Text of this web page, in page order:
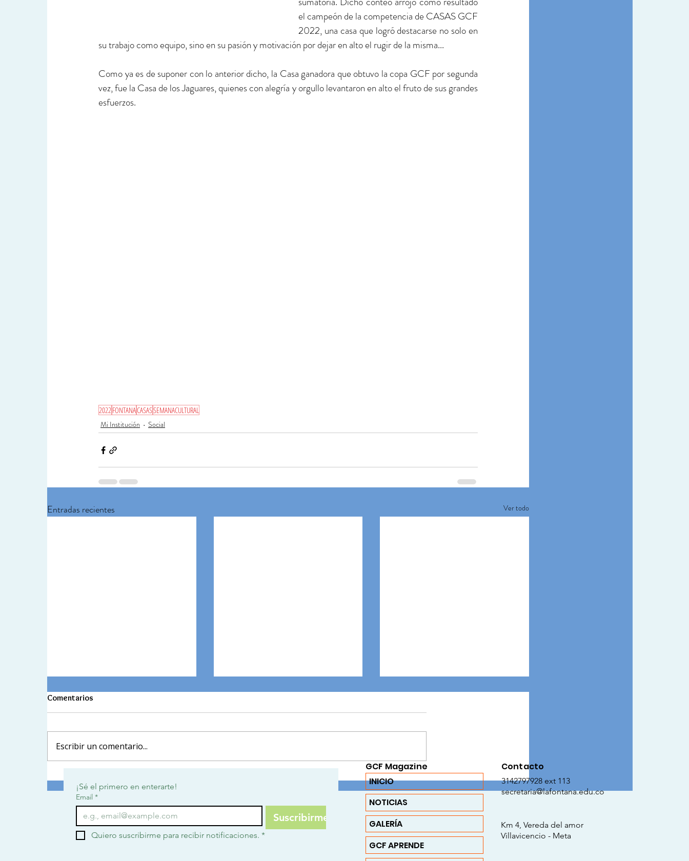
el campeón de la competencia de CASAS GCF
2022, una casa que logró destacarse no solo en
su trabajo como equipo, sino en su pasión y motivación por dejar en alto el rugir de la misma...
Como ya es de suponer con lo anterior dicho, la Casa ganadora que obtuvo la copa GCF por segunda
vez, fue la Casa de los Jaguares, quienes con alegría y orgullo levantaron en alto el fruto de sus grandes
esfuerzos.
2022FONTANACASASSEMANACULTURAL
Mi Institución
Social
Entradas recientes Ver todo
Cuando la escuela trasciende el
aula
Un trato por el buen trato: Una
semana para sembrar valores
desde el corazón
Comentarios
Escribir un comentario...
¡Sé el primero en enterarte!
Email *
Suscribirme
Quiero suscribirme para recibir notificaciones. *
GCF Magazine
INICIO
NOTICIAS
GALERÍA
GCF APRENDE
Contacto
3142797928 ext 113
secretaria@lafontana.edu.co
Km 4, Vereda del amor
Villavicencio - Meta